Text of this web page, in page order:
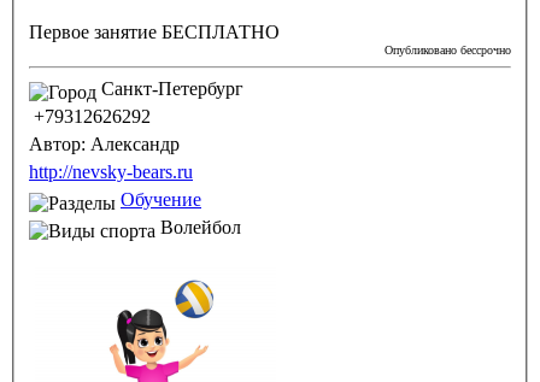
Первое занятие БЕСПЛАТНО
Опубликовано бессрочно
Санкт-Петербург
+79312626292
Автор: Александр
http://nevsky-bears.ru
Обучение
Волейбол